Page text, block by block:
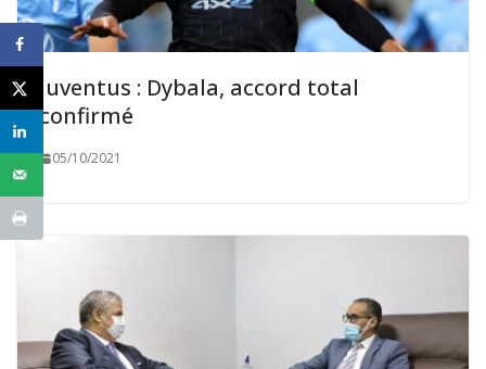
Juventus : Dybala, accord total
confirmé
05/10/2021